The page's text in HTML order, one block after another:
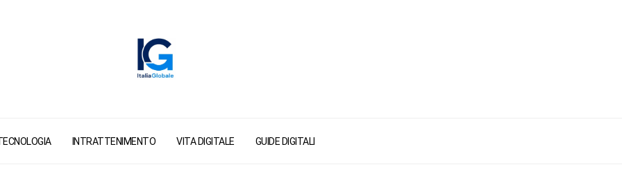
INTRATTENIMENTO VITA DIGITALE GUIDE DIGITALI